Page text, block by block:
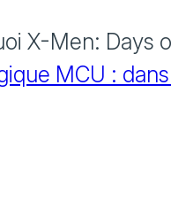
X-Men: Days
MCU :